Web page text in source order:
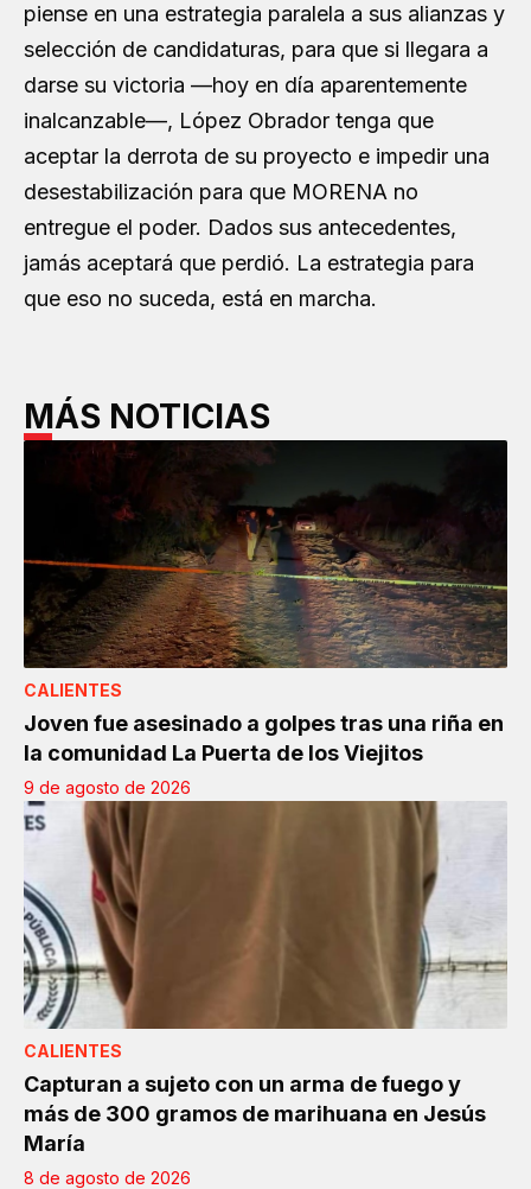
piense en una estrategia paralela a sus alianzas y
selección de candidaturas, para que si llegara a
darse su victoria —hoy en día aparentemente
inalcanzable—, López Obrador tenga que
aceptar la derrota de su proyecto e impedir una
desestabilización para que MORENA no
entregue el poder. Dados sus antecedentes,
jamás aceptará que perdió. La estrategia para
que eso no suceda, está en marcha.
MÁS NOTICIAS
CALIENTES
Joven fue asesinado a golpes tras una riña en
la comunidad La Puerta de los Viejitos
9 de agosto de 2026
CALIENTES
Capturan a sujeto con un arma de fuego y
más de 300 gramos de marihuana en Jesús
María
8 de agosto de 2026